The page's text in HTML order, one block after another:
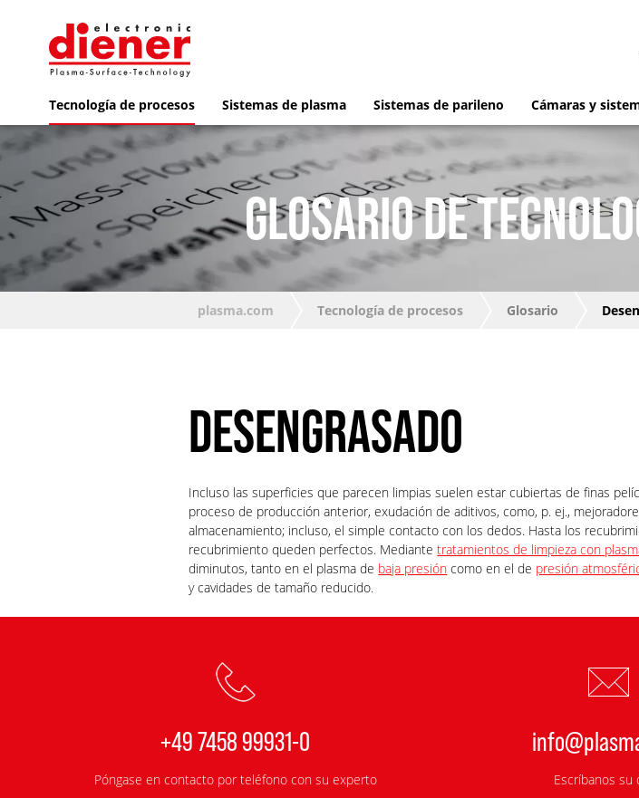
Tecnología de procesos Sistemas de plasma Sistemas de parileno Cámaras y
GLOSARIO DE
plasma.com Tecnología de procesos Glosario
DESENGRASADO
Incluso las superficies que parecen limpias suelen estar cubiertas de finas
proceso de producción anterior, exudación de aditivos, como, p. ej.,
almacenamiento; incluso, el simple contacto con los dedos. Hasta los
recubrimiento queden perfectos. Mediantetratamientos de limpieza con
diminutos, tanto en el plasma de baja presión como en el de presión
y cavidades de tamaño reducido.
+49 7458 99931-0
Póngase en contacto por teléfono con su experto Escríbanos su